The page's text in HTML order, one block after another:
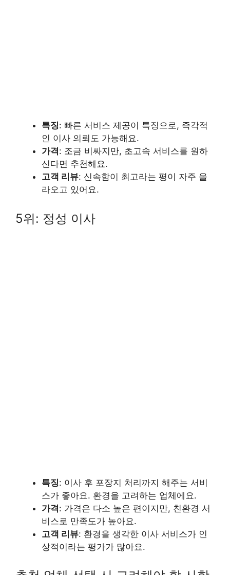
특징: 빠른 서비스 제공이 특징으로, 즉각적
인 이사 의뢰도 가능해요.
가격: 조금 비싸지만, 초고속 서비스를 원하
신다면 추천해요.
고객 리뷰: 신속함이 최고라는 평이 자주 올
라오고 있어요.
5위: 정성 이사
특징: 이사 후 포장지 처리까지 해주는 서비
스가 좋아요. 환경을 고려하는 업체에요.
가격: 가격은 다소 높은 편이지만, 친환경 서
비스로 만족도가 높아요.
고객 리뷰: 환경을 생각한 이사 서비스가 인
상적이라는 평가가 많아요.